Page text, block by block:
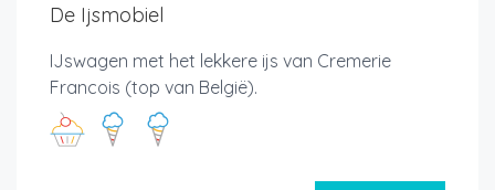
De Ijsmobiel
IJswagen met het lekkere ijs van Cremerie
Francois (top van België).